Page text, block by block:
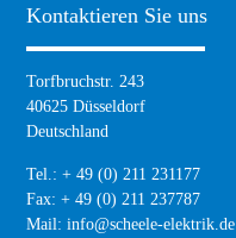
Kontaktieren Sie uns
Torfbruchstr. 243
40625 Düsseldorf
Deutschland
Tel.: + 49 (0) 211 231177
Fax: + 49 (0) 211 237787
Mail:info@scheele-elektrik.de